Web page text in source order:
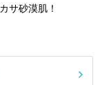
サ砂漠肌！